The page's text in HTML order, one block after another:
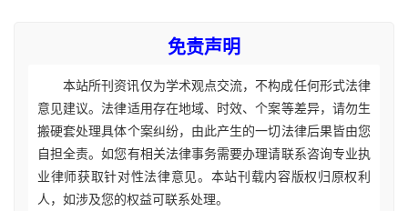
免责声明
本站所刊资讯仅为学术观点交流，不构成任何形式法律
意见建议。法律适用存在地域、时效、个案等差异，请勿生
搬硬套处理具体个案纠纷，由此产生的一切法律后果皆由您
自担全责。如您有相关法律事务需要办理请联系咨询专业执
业律师获取针对性法律意见。本站刊载内容版权归原权利
人，如涉及您的权益可联系处理。